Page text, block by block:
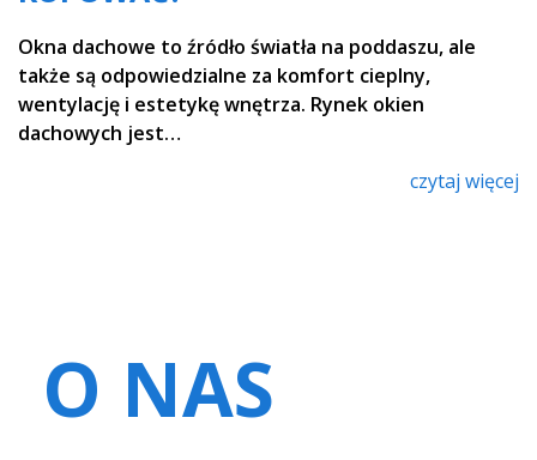
Okna dachowe to źródło światła na poddaszu, ale
także są odpowiedzialne za komfort cieplny,
wentylację i estetykę wnętrza. Rynek okien
dachowych jest…
czytaj więcej
O NAS